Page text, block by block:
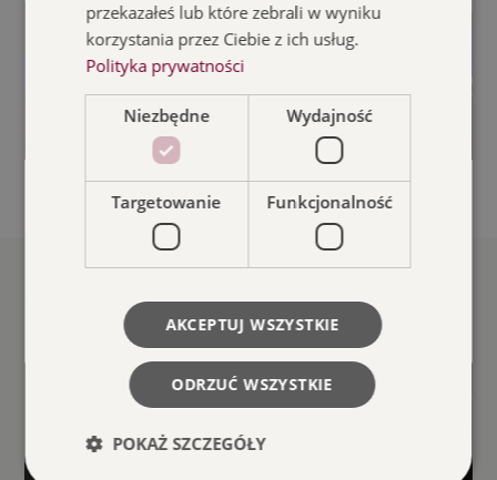
Powiązane wydarzenia
przekazałeś lub które zebrali w wyniku
korzystania przez Ciebie z ich usług.
Polityka prywatności
Niezbędne Wydajność
Targetowanie Funkcjonalność
AKCEPTUJ WSZYSTKIE
ODRZUĆ WSZYSTKIE
POKAŻ SZCZEGÓŁY